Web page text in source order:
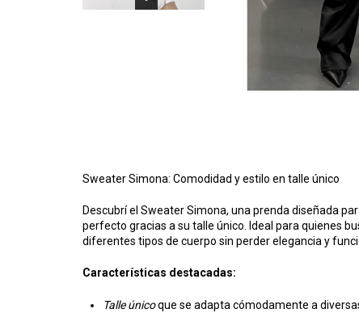
Sweater Simona: Comodidad y estilo en talle único
Descubrí el Sweater Simona, una prenda diseñada
perfecto gracias a su talle único. Ideal para quienes
diferentes tipos de cuerpo sin perder elegancia y
Características destacadas:
Talle únicoque se adapta cómodamente a